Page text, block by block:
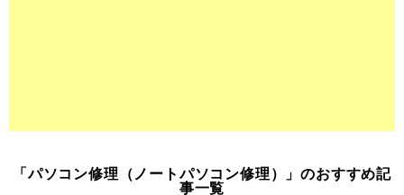
「パソコン修理（ノートパソコン修理）」のおすすめ記
事一覧